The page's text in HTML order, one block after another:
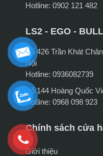
Hotline: 0902 121 482
LS2 - EGO -
Số 426 Trần Khát
Nội
Hotline: 0936082739
Số 144 Hoàng Quốc
Hotline: 0968 098 923
Chính sách cửa
Giới thiệu